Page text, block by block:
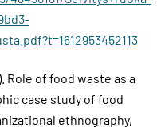
Role of food waste as a
case study of food
ethnography,